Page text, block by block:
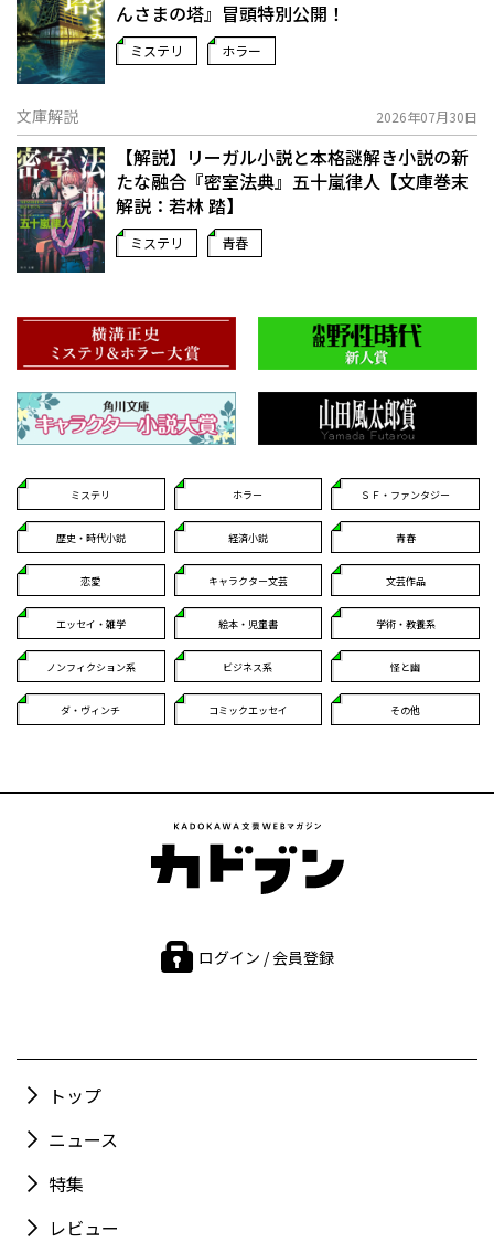
んさまの塔』冒頭特別公開！
ミステリ ホラー
文庫解説 2026年07月30日
【解説】リーガル小説と本格謎解き小説の新
たな融合――『密室法典』五十嵐律人【文庫巻末
解説：若林 踏】
ミステリ 青春
ミステリ ホラー ＳＦ・ファンタジー
歴史・時代小説 経済小説 青春
恋愛 キャラクター文芸 文芸作品
エッセイ・雑学 絵本・児童書 学術・教養系
ノンフィクション系 ビジネス系 怪と幽
ダ・ヴィンチ コミックエッセイ その他
ログイン / 会員登録
トップ
ニュース
特集
レビュー